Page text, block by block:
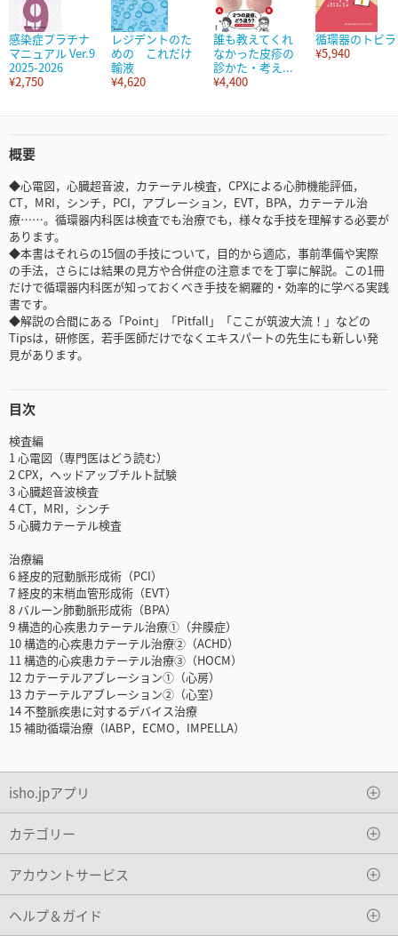
感染症プラチナ
マニュアル Ver.9
2025-2026
¥2,750
レジデントのた
めの これだけ
輸液
¥4,620
誰も教えてくれ
なかった皮疹の
診かた・考え...
¥4,400
循環器のトビラ
¥5,940
概要
◆心電図，心臓超音波，カテーテル検査，CPXによる心肺機能評価，
CT，MRI，シンチ，PCI，アブレーション，EVT，BPA，カテーテル治
療……。循環器内科医は検査でも治療でも，様々な手技を理解する必要が
あります。
◆本書はそれらの15個の手技について，目的から適応，事前準備や実際
の手法，さらには結果の見方や合併症の注意までを丁寧に解説。この1冊
だけで循環器内科医が知っておくべき手技を網羅的・効率的に学べる実践
書です。
◆解説の合間にある「Point」「Pitfall」「ここが筑波大流！」などの
Tipsは，研修医，若手医師だけでなくエキスパートの先生にも新しい発
見があります。
目次
検査編
1 心電図（専門医はどう読む）
2 CPX，ヘッドアップチルト試験
3 心臓超音波検査
4 CT，MRI，シンチ
5 心臓カテーテル検査
治療編
6 経皮的冠動脈形成術（PCI）
7 経皮的末梢血管形成術（EVT）
8 バルーン肺動脈形成術（BPA）
9 構造的心疾患カテーテル治療①（弁膜症）
10 構造的心疾患カテーテル治療②（ACHD）
11 構造的心疾患カテーテル治療③（HOCM）
12 カテーテルアブレーション①（心房）
13 カテーテルアブレーション②（心室）
14 不整脈疾患に対するデバイス治療
15 補助循環治療（IABP，ECMO，IMPELLA）
isho.jpアプリ
カテゴリー
アカウントサービス
ヘルプ＆ガイド